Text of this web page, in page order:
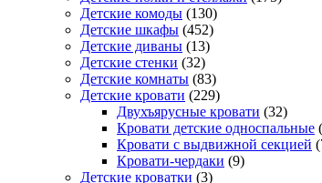
Детские комоды (130)
Детские шкафы (452)
Детские диваны (13)
Детские стенки (32)
Детские комнаты (83)
Детские кровати (229)
Двухъярусные кровати (32)
Кровати детские односпальные
Кровати с выдвижной секцией
Кровати-чердаки (9)
Детские кроватки (3)